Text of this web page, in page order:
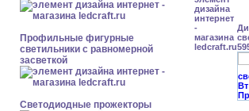
Профильные фигурные
светильники с равномерной
засветкой
Светодиодные прожекторы